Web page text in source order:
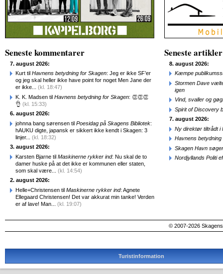
Seneste kommentarer
7. august 2026:
Kurt til Havnens betydning for Skagen: Jeg er ikke SF’er
og jeg skal heller ikke have point for noget Men Jane der
er ikke... (kl. 18:47)
K. K. Madsen til Havnens betydning for Skagen: 👏👏👏
👌 (kl. 15:33)
6. august 2026:
johnna bang sørensen til Poesidag på Skagens Bibliotek:
hAUKU digte, japansk er sikkert ikke kendt i Skagen: 3
linjer... (kl. 18:32)
3. august 2026:
Karsten Bjarne til Maskinerne rykker ind: Nu skal de to
damer huske på at det ikke er kommunen eller staten,
som skal være... (kl. 14:54)
2. august 2026:
Helle+Christensen til Maskinerne rykker ind: Agnete
Ellegaard Christensen! Det var akkurat min tanke! Verden
er af lave! Man... (kl. 19:07)
Seneste artikler
8. august 2026:
Kæmpe
Stormen Dave
igen
Vind, svaller og
Spirit of Discovery
7. august 2026:
Ny direktør tiltrådt i
Havnens betydning
Skagen Havn
Nordjyllands Politi
© 2007-2026
Turistinformation